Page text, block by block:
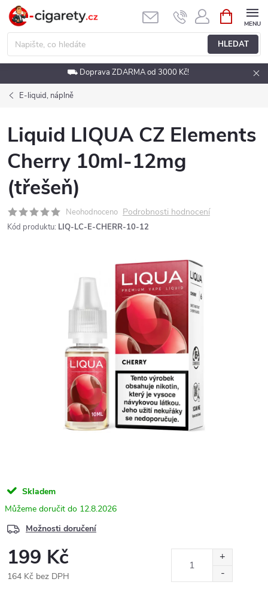
Přejít
obsah
HLEDAT
NÁKUPNÍ
KOŠÍK
⛟ Doprava ZDARMA od 3000 Kč!
E-liquid, náplně
Liquid LIQUA CZ Elements
Cherry 10ml-12mg
(třešeň)
Neohodnoceno Podrobnosti hodnocení
Kód produktu: LIQ-LC-E-CHERR-10-12
Skladem
12.8.2026
Možnosti doručení
199 Kč
164 Kč bez DPH